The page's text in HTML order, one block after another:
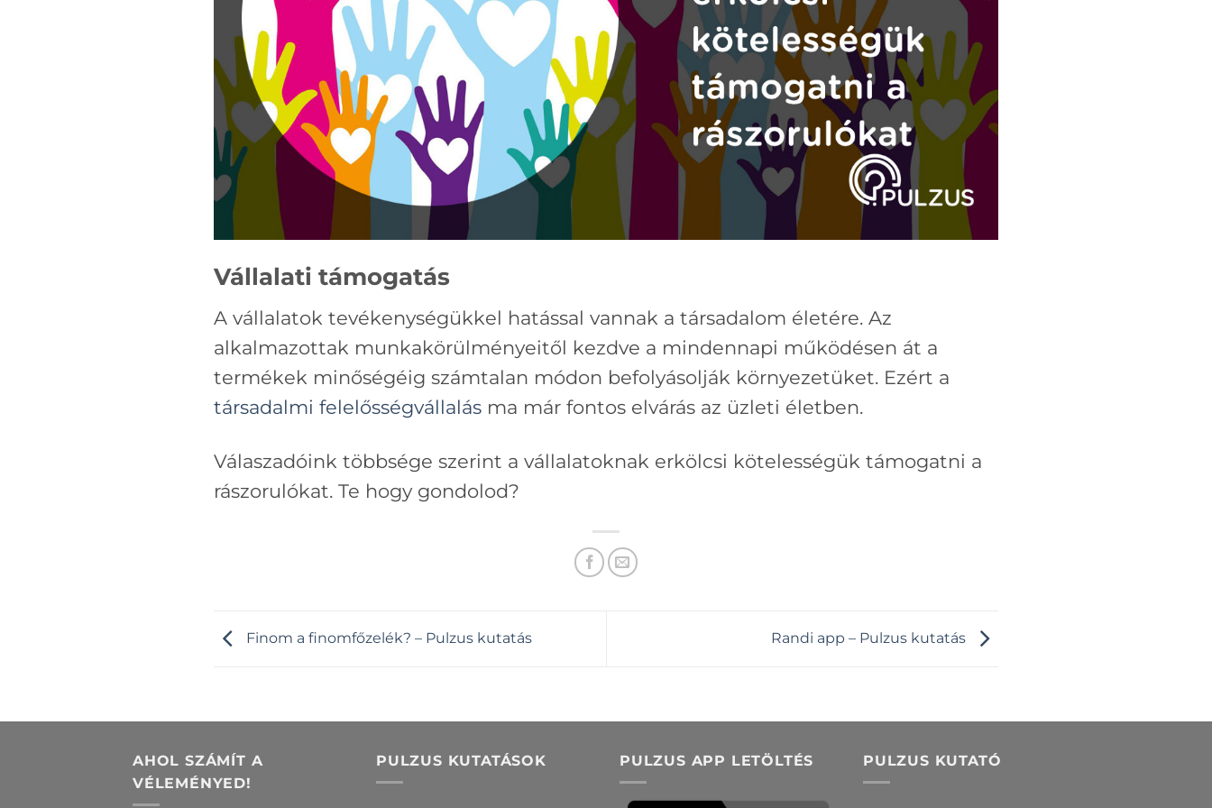
Vállalati támogatás
A vállalatok tevékenységükkel hatással vannak a társadalom életére. Az
alkalmazottak munkakörülményeitől kezdve a mindennapi működésen át a
termékek minőségéig számtalan módon befolyásolják környezetüket. Ezért a
társadalmi felelősségvállalás ma már fontos elvárás az üzleti életben.
Válaszadóink többsége szerint a vállalatoknak erkölcsi kötelességük támogatni a
rászorulókat. Te hogy gondolod?
Finom a finomfőzelék? – Pulzus kutatás Randi app – Pulzus kutatás
AHOL SZÁMÍT A
VÉLEMÉNYED!
PULZUS KUTATÁSOK PULZUS APP LETÖLTÉS PULZUS KUTATÓ